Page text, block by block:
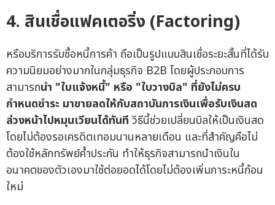
4. สินเชื่อแฟคเตอริ่ง (Factoring)
หรือบริการรับซื้อหนี้การค้า ถือเป็นรูปแบบสินเชื่อระยะสั้นที่ได้รับ
ความนิยมอย่างมากในกลุ่มธุรกิจ B2B โดยผู้ประกอบการ
สามารถนำ "ใบแจ้งหนี้" หรือ "ใบวางบิล" ที่ยังไม่ครบ
กำหนดชำระ มาขายลดให้กับสถาบันการเงินเพื่อรับเงินสด
ล่วงหน้าไปหมุนเวียนได้ทันทีวิธีนี้ช่วยเปลี่ยนบิลให้เป็นเงินสด
โดยไม่ต้องรอเครดิตเทอมนานหลายเดือน และที่สำคัญคือไม่
ต้องใช้หลักทรัพย์ค้ำประกัน ทำให้ธุรกิจสามารถนำเงินใน
อนาคตของตัวเองมาใช้ต่อยอดได้โดยไม่ต้องเพิ่มภาระหนี้ก้อน
ใหม่